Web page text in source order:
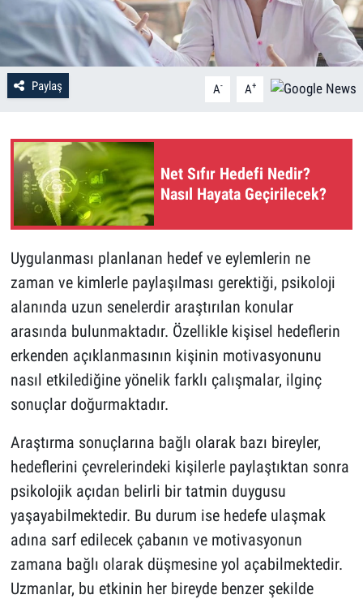
Paylaş A- A+
Net Sıfır Hedefi Nedir?
Nasıl Hayata Geçirilecek?
Uygulanması planlanan hedef ve eylemlerin ne
zaman ve kimlerle paylaşılması gerektiği, psikoloji
alanında uzun senelerdir araştırılan konular
arasında bulunmaktadır. Özellikle kişisel hedeflerin
erkenden açıklanmasının kişinin motivasyonunu
nasıl etkilediğine yönelik farklı çalışmalar, ilginç
sonuçlar doğurmaktadır.
Araştırma sonuçlarına bağlı olarak bazı bireyler,
hedeflerini çevrelerindeki kişilerle paylaştıktan sonra
psikolojik açıdan belirli bir tatmin duygusu
yaşayabilmektedir. Bu durum ise hedefe ulaşmak
adına sarf edilecek çabanın ve motivasyonun
zamana bağlı olarak düşmesine yol açabilmektedir.
Uzmanlar, bu etkinin her bireyde benzer şekilde